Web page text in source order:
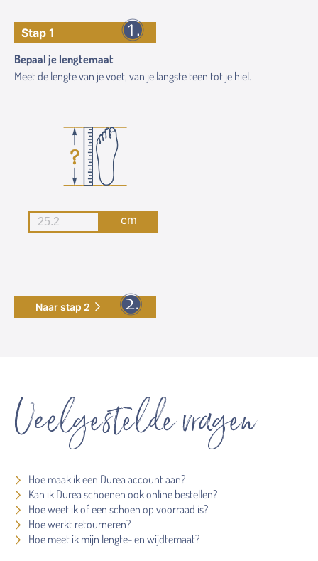
Stap 1
Bepaal je lengtemaat
Meet de lengte van je voet, van je langste teen tot je hiel.
cm
Naar stap 2
Veelgestelde vragen
Hoe maak ik een Durea account aan?
Kan ik Durea schoenen ook online bestellen?
Hoe weet ik of een schoen op voorraad is?
Hoe werkt retourneren?
Hoe meet ik mijn lengte- en wijdtemaat?